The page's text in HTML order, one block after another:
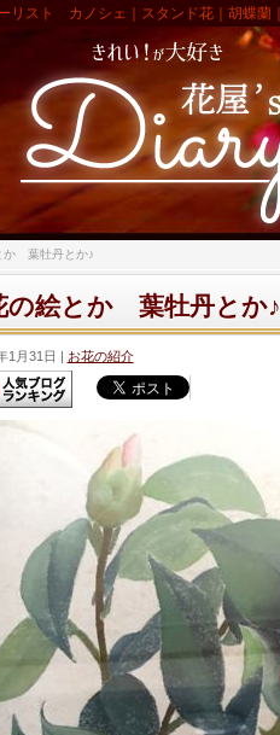
リスト カノシェ｜スタンド花｜胡蝶蘭｜
か 葉牡丹とか♪
の絵とか 葉牡丹とか♪
1月31日 お花の紹介